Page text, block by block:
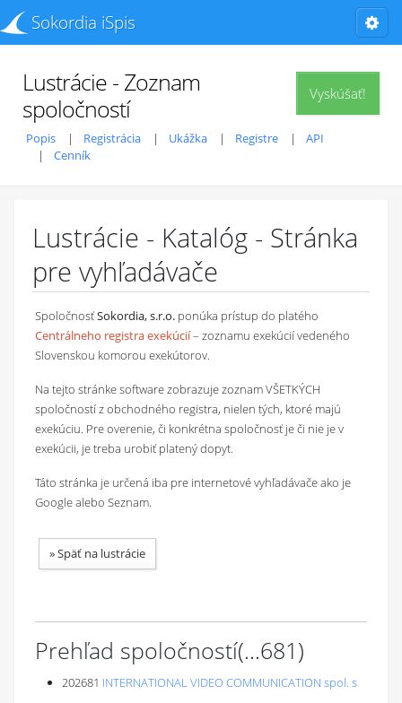
Sokordia iSpis
Vyskúšať!
Lustrácie - Zoznam
spoločností
Popis Registrácia Ukážka Registre
API
Cenník
Lustrácie - Katalóg - Stránka
pre vyhľadávače
SpoločnosťSokordia, s.r.o. ponúka prístup do platého
Centrálneho registra exekúcií– zoznamu exekúcií vedeného
Slovenskou komorou exekútorov.
Na tejto stránke software zobrazuje zoznam VŠETKÝCH
spoločností z obchodného registra, nielen tých, ktoré majú
exekúciu. Pre overenie, či konkrétna spoločnosť je či nie je v
exekúcii, je treba urobiť platený dopyt.
Táto stránka je určená iba pre internetové vyhľadávače ako je
Google alebo Seznam.
»Späť na lustrácie
Prehľad spoločností(...681)
202681 INTERNATIONAL VIDEO COMMUNICATION spol. s